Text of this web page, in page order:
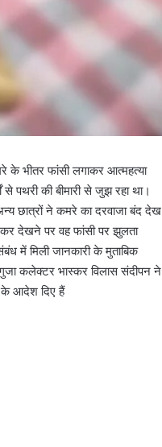
के भीतर फांसी लगाकर आत्महत्या
पथरी की बीमारी से जुझ रहा था।
छात्रों ने कमरे का दरवाजा बंद देख
कर देखने पर वह फांसी पर झुलता
में मिली जानकारी के मुताबिक
कलेक्टर भास्कर विलास संदीपन ने
के आदेश दिए हैं